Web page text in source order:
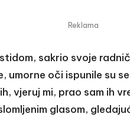
Reklama
sakrio svoje
umorne oči ispunile su
vjeruj mi, prao sam ih
glasom,